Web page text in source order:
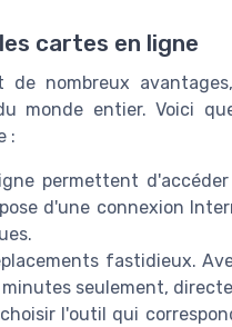
cartes en ligne
nombreux
monde entier. Voici
:
permettent
d'une connexion
fastidieux.
seulement,
l'outil qui